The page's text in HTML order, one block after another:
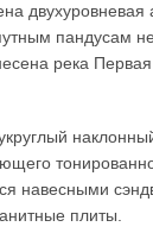
двухуровневая
пандусам
река Первая
навесными
плиты.